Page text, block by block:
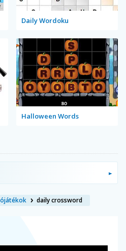
Daily Wordoku
Halloween Words
daily crossword